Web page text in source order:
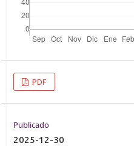
PDF
Publicado
2025-12-30